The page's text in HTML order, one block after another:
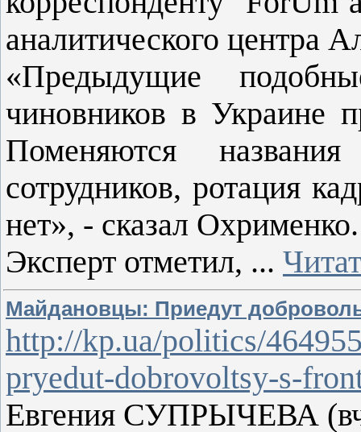
аналитического центра
«Предыдущие
чиновников в Украине
Поменяются
сотрудников, ротация
нет», - сказал Охрименко.
Эксперт отметил, ...
Майдановцы: Приедут
http://kp.ua/politics/
pryedut-dobrovoltsy-s-
Евгения СУПРЫЧЕВА